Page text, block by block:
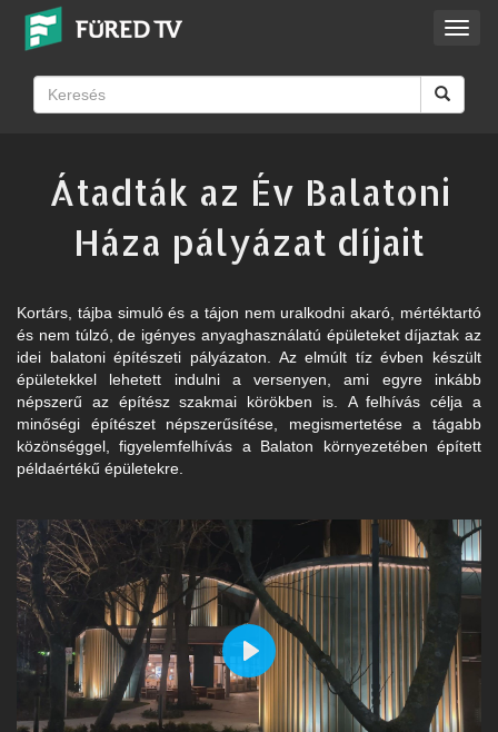
Átadták az Év Balatoni
Háza pályázat díjait
Kortárs, tájba simuló és a tájon nem uralkodni akaró, mértéktartó
és nem túlzó, de igényes anyaghasználatú épületeket díjaztak az
idei balatoni építészeti pályázaton. Az elmúlt tíz évben készült
épületekkel lehetett indulni a versenyen, ami egyre inkább
népszerű az építész szakmai körökben is. A felhívás célja a
minőségi építészet népszerűsítése, megismertetése a tágabb
közönséggel, figyelemfelhívás a Balaton környezetében épített
példaértékű épületekre.
Play